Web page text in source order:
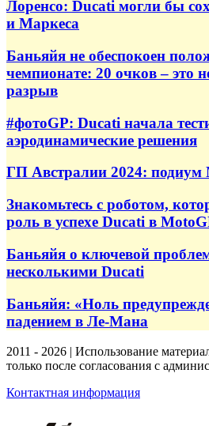
Лоренсо: Ducati могли бы
и Маркеса
Баньяйя не обеспокоен
чемпионате: 20 очков – это
разрыв
#фотоGP: Ducati начала
аэродинамические решения
ГП Австралии 2024: подиум
Знакомьтесь с роботом,
роль в успехе Ducati в
Баньяйя о ключевой
несколькими Ducati
Баньяйя: «Ноль
падением в Ле-Мана
2011 - 2026 | Использование
только после согласования с
Контактная информация